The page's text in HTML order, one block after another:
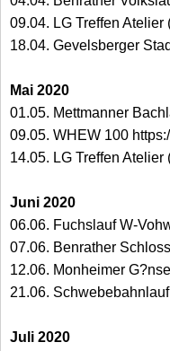
09.04. LG Treffen Atelier
18.04. Gevelsberger
Mai 2020
01.05. Mettmanner
09.05. WHEW 100
14.05. LG Treffen Atelier
Juni 2020
06.06. Fuchslauf W-
07.06. Benrather
12.06. Monheimer
21.06.
Juli 2020